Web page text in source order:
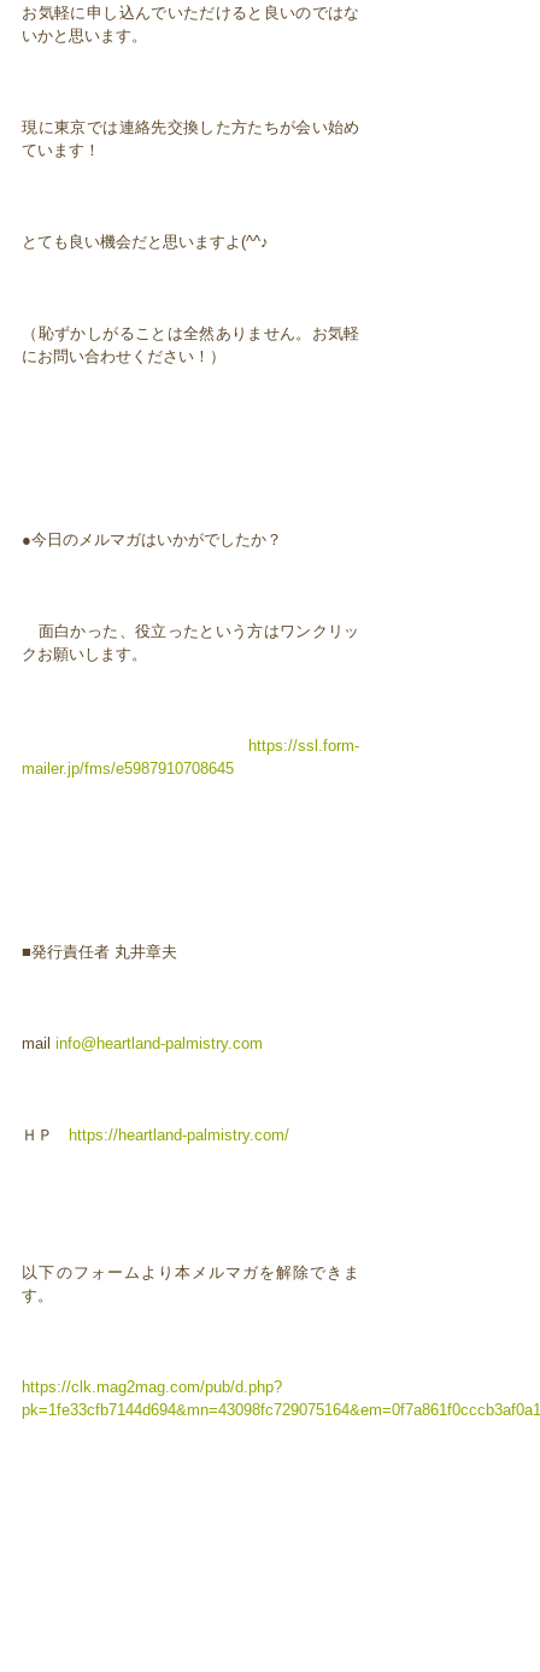
お気軽に申し込んでいただけると良いのではな
いかと思います。
現に東京では連絡先交換した方たちが会い始め
ています！
とても良い機会だと思いますよ(^^♪
（恥ずかしがることは全然ありません。お気軽
にお問い合わせください！）
●今日のメルマガはいかがでしたか？
面白かった、役立ったという方はワンクリッ
クお願いします。
https://ssl.form-
mailer.jp/fms/e5987910708645
■発行責任者 丸井章夫
mailinfo@heartland-palmistry.com
ＨＰhttps://heartland-palmistry.com/
以下のフォームより本メルマガを解除できま
す。
https://clk.mag2mag.com/pub/d.php?